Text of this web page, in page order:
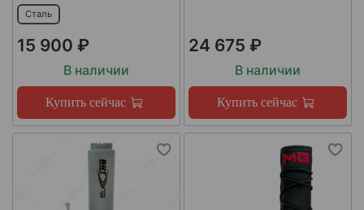
Сталь
15 900 ₽
В наличии
Купить сейчас
24 675 ₽
В наличии
Купить сейчас